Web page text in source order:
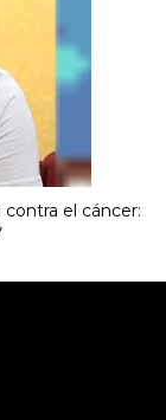
el cáncer: